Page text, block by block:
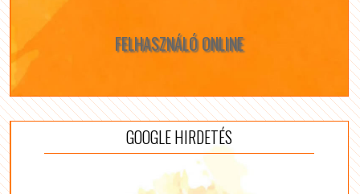
FELHASZNÁLÓ ONLINE
GOOGLE HIRDETÉS